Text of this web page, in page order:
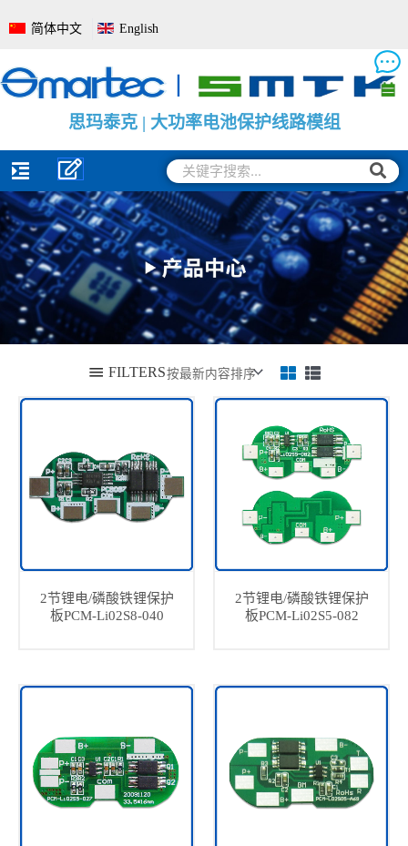
至
容
简体中文 English
思玛泰克 | 电池管理系统全面解决方案
思玛泰克 | 大功率电池保护线路模组
思玛泰克 | 电池电量监测保护板
搜
索
搜
索
FILTERS
2节锂电/磷酸铁锂保护
板PCM-Li02S8-040
2节锂电/磷酸铁锂保护
板PCM-Li02S5-082